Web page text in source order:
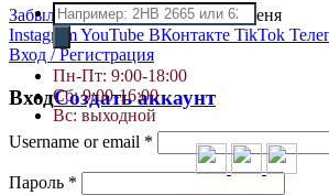
Забыли пароль?
Запомнить меня
InstagramYouTube ВКонтакте TikTok
Вход / Регистрация
ВходСоздать аккаунт
Username or email *
Пароль *
Поиск
товаров
Пн-Пт: 9:00-18:00
Сб: 9:00-16:00
Вс: выходной